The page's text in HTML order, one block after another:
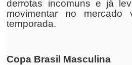
derrotas incomuns e já
movimentar no mercado
temporada.
Copa Brasil Masculina